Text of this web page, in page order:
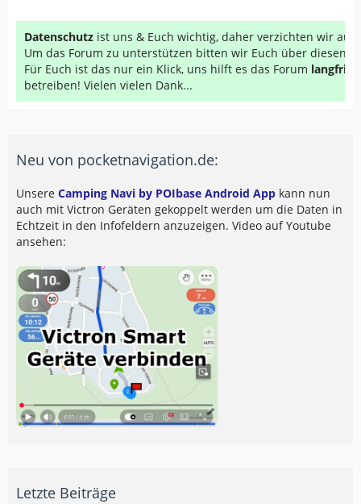
Datenschutz ist uns & Euch wichtig, daher verzichten wir auf
Um das Forum zu unterstützen bitten wir Euch über diesen
Für Euch ist das nur ein Klick, uns hilft es das Forum
betreiben! Vielen vielen Dank...
Neu von pocketnavigation.de:
Unsere Camping Navi by POIbase Android App kann nun
auch mit Victron Geräten gekoppelt werden um die Daten in
Echtzeit in den Infofeldern anzuzeigen. Video auf Youtube
ansehen:
Letzte Beiträge